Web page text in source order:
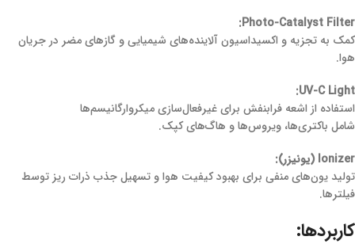
Photo-Catalyst Filter:
کمک به تجزیه و اکسیداسیون آلاینده‌های شیمیایی و گازهای مضر در جریان
هوا.
UV-C Light:
استفاده از اشعه فرابنفش برای غیرفعال‌سازی میکروارگانیسم‌ها
شامل باکتری‌ها، ویروس‌ها و هاگ‌های کپک.
Ionizer (یونیزر):
تولید یون‌های منفی برای بهبود کیفیت هوا و تسهیل جذب ذرات ریز توسط
فیلترها.
کاربردها: